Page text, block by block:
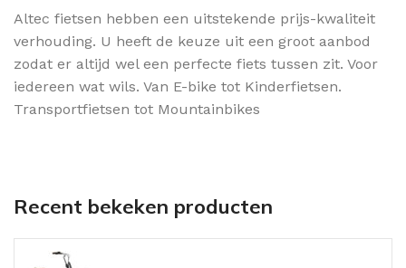
Altec fietsen hebben een uitstekende prijs-kwaliteit
verhouding. U heeft de keuze uit een groot aanbod
zodat er altijd wel een perfecte fiets tussen zit. Voor
iedereen wat wils. Van E-bike tot Kinderfietsen.
Transportfietsen tot Mountainbikes
Recent bekeken producten